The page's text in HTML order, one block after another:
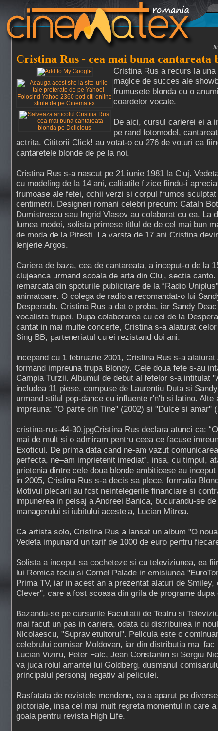
Cristina Rus - cea mai buna cantareata
Cristina Rus a recurs la
magice de succes ale
frumusete blonda cu o
coardelor vocale.
De aici, cursul carierei ei a
pe rand fotomodel,
actrita. Cititorii Click! au votat-o cu 276 de voturi ca
cantaretele blonde de pe la noi.
Cristina Rus s-a nascut pe 21 iunie 1981 la Cluj.
cu modeling de la 14 ani, calitatile fizice fiindu-i
frumoase ale fetei, ochii verzi si corpul frumos
centimetri. Designeri romani celebri precum: Cataln
Dumistrescu sau Ingrid Vlasov au colaborat cu ea. La
lumea modei, solista primese titlul de de cel mai bun
de moda de la Pitesti. La varsta de 17 ani Cristina
lenjerie Argos.
Cariera de baza, cea de cantareata, a inceput-o de la
clujeanca urmand scoala de arta din Cluj, sectia
remarcata din spoturile publicitare de la “Radio
animatoare. O colega de radio a recomandat-o lui
Desperado. Cristina Rus a dat o proba, iar Sandy
vocalista trupei. Dupa colaborarea cu cei de la
cantat in mai multe concerte, Cristina s-a alaturat
Sing BB, parteneriatul cu ei rezistand doi ani.
incepand cu 1 februarie 2001, Cristina Rus s-a alaturat
formand impreuna trupa Blondy. Cele doua fete s-au
Campia Turzii. Albumul de debut al fetelor s-a intitulat
includea 11 piese, compuse de Laurentiu Duta si
urmand stilul pop-dance cu influente r'n'b si latino. Alte
impreuna: "O parte din Tine" (2002) si "Dulce si amar"
cristina-rus-44-30.jpgCristina Rus declara atunci ca:
mai de mult si o admiram pentru ceea ce facuse
Exoticul. De prima data cand ne-am vazut
perfecta, ne–am imprietenit imediat”. insa, cu timpul,
prietenia dintre cele doua blonde ambitioase au
in 2005, Cristina Rus s-a decis sa plece, formatia
Motivul plecarii au fost neintelegerile financiare si
impunerea in peisaj a Andreei Banica, bucurandu-se
managerului si iubitului acesteia, Lucian Mitrea.
Ca artista solo, Cristina Rus a lansat un album "O
Vedeta impunand un tarif de 1000 de euro pentru
Solista a inceput sa cocheteze si cu televiziunea, ea
lui Romica tociu si Cornel Palade in emisiunea
Prima TV, iar in acest an a prezentat alaturi de Smiley,
Clever", care a fost scoasa din grila de programe dupa
Bazandu-se pe cursurile Facultatii de Teatru si
mai facut un pas in cariera, odata cu distribuirea in
Nicolaescu, "Supravietuitorul". Pelicula este o
celebrului comisar Moldovan, iar din distributia mai fac
Lucian Viziru, Peter Falc, Jean Constantin si Sergiu
va juca rolul amantei lui Goldberg, dusmanul
principalul personaj negativ al peliculei.
Rasfatata de revistele mondene, ea a aparut pe
pictoriale, insa cel mai mult regreta momentul in care
goala pentru revista High Life.